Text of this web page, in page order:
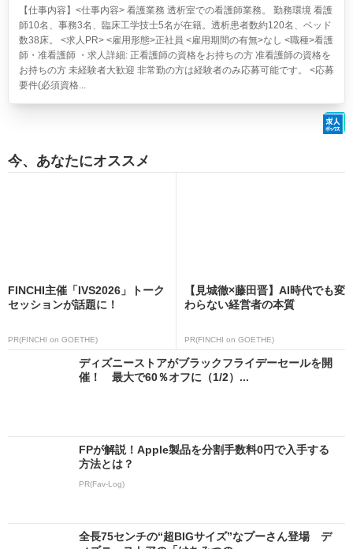
【仕事内容】<仕事内容> 看護業務 透析室での看護師業務。 勤務環境 看護
師10名、事務3名、臨床工学技士5名が在籍。透析患者数約120名、ベッド
数38床。 <求人PR> <雇用形態>正社員 <雇用期間の有無>なし <職種>看護
師・准看護師 ・求人詳細: 正看護師の資格をお持ちの方 准看護師の資格を
お持ちの方 未経験者大歓迎 非常勤の方は経験者のみ応募可能です。 <応募
要件(必須資格...
今、あなたにオススメ
FINCHI主催「IVS2026」トーク
セッションが話題に！
PR(FINCHI on GOETHE)
【見城徹×藤田晋】AI時代でも変
わらない経営者の本質
PR(FINCHI on GOETHE)
ディズニーストアがブラックフライデーセールを開
催！ 最大で60％オフに（1/2）...
FPが解説！Apple製品を分割手数料0円で入手する
方法とは？
PR(Fav-Log)
全長75センチの“超BIGサイズ”なプーさん登場 デ